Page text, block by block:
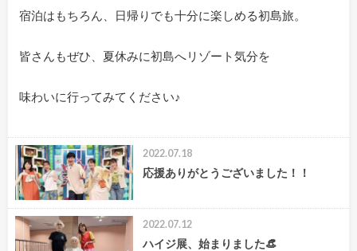
宿泊はもちろん、日帰りでも十分に楽しめる初島旅。
皆さんもぜひ、夏休みに初島へリゾート気分を
味わいに行ってみてください♪
2022.07.18
応援ありがとうございました！！
2022.07.12
ハイジ展、始まりました👒